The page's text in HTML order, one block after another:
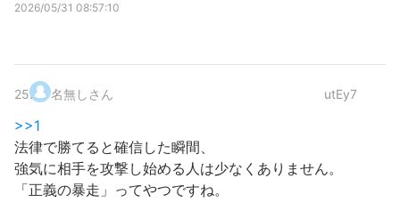
2026/05/31 08:57:10
25. 名無しさん utEy7
>>1
法律で勝てると確信した瞬間、
強気に相手を攻撃し始める人は少なくありません。
「正義の暴走」ってやつですね。